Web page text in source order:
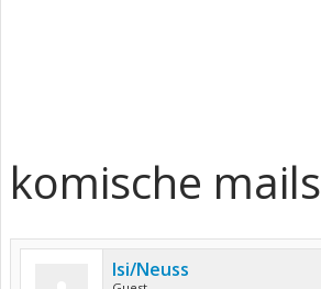
komische mails
Isi/Neuss